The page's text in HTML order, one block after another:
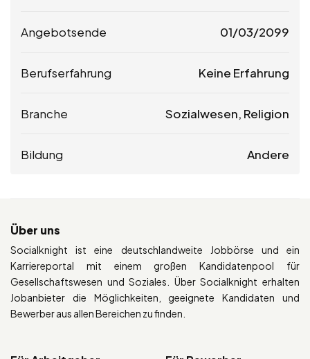
Angebotsende 01/03/2099
Berufserfahrung Keine Erfahrung
Branche Sozialwesen, Religion
Bildung Andere
Über uns
Socialknight ist eine deutschlandweite Jobbörse und ein
Karriereportal mit einem großen Kandidatenpool für
Gesellschaftswesen und Soziales. Über Socialknight erhalten
Jobanbieter die Möglichkeiten, geeignete Kandidaten und
Bewerber aus allen Bereichen zu finden.